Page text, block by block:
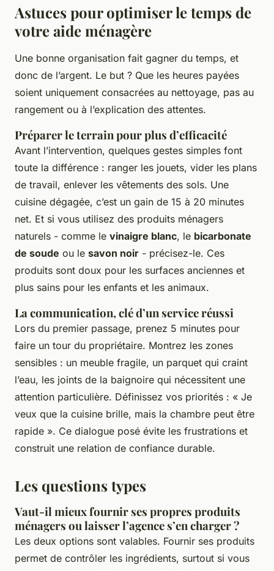
Astuces pour optimiser le temps de
votre aide ménagère
Une bonne organisation fait gagner du temps, et
donc de l’argent. Le but ? Que les heures payées
soient uniquement consacrées au nettoyage, pas au
rangement ou à l’explication des attentes.
Préparer le terrain pour plus d’efficacité
Avant l’intervention, quelques gestes simples font
toute la différence : ranger les jouets, vider les plans
de travail, enlever les vêtements des sols. Une
cuisine dégagée, c’est un gain de 15 à 20 minutes
net. Et si vous utilisez des produits ménagers
naturels - comme le vinaigre blanc, le bicarbonate
de soude ou le savon noir - précisez-le. Ces
produits sont doux pour les surfaces anciennes et
plus sains pour les enfants et les animaux.
La communication, clé d’un service réussi
Lors du premier passage, prenez 5 minutes pour
faire un tour du propriétaire. Montrez les zones
sensibles : un meuble fragile, un parquet qui craint
l’eau, les joints de la baignoire qui nécessitent une
attention particulière. Définissez vos priorités : « Je
veux que la cuisine brille, mais la chambre peut être
rapide ». Ce dialogue posé évite les frustrations et
construit une relation de confiance durable.
Les questions types
Vaut-il mieux fournir ses propres produits
ménagers ou laisser l’agence s’en charger ?
Les deux options sont valables. Fournir ses produits
permet de contrôler les ingrédients, surtout si vous